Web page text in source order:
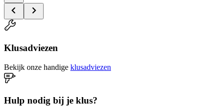
Klusadviezen
Bekijk onze handige klusadviezen
Hulp nodig bij je klus?